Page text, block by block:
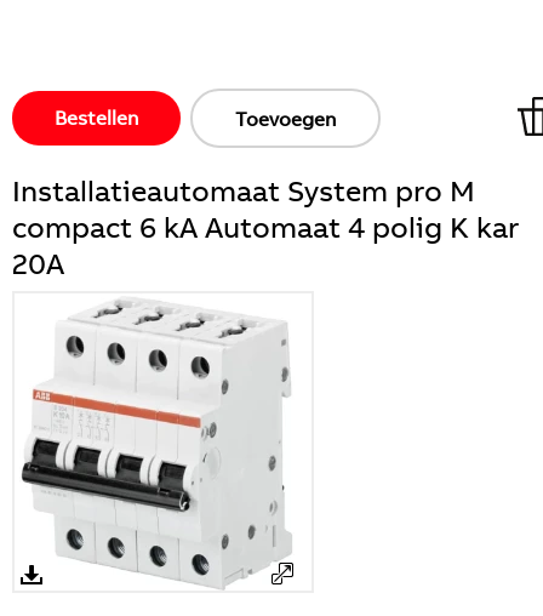
Bestellen Toevoegen
Installatieautomaat System pro M
compact 6 kA Automaat 4 polig K kar
20A